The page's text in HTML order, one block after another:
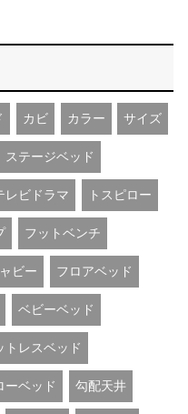
カビ カラー サイズ
ステージベッド
レビドラマ トスピロー
フットベンチ
ビー フロアベッド
ベビーベッド
トレスベッド
ーベッド 勾配天井